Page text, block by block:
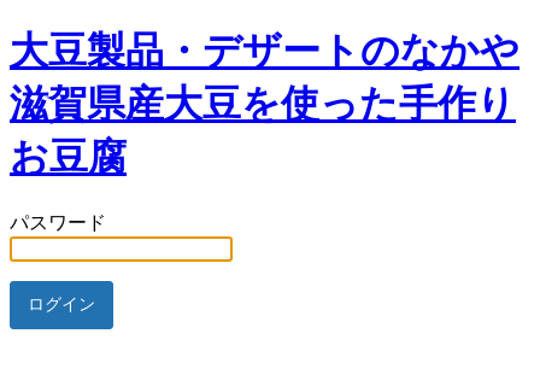
大豆製品・デザートのなかや
滋賀県産大豆を使った手作り
お豆腐
パスワード